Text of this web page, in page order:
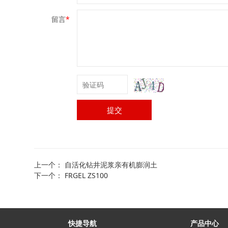
留言*
提交
上一个： 自活化钻井泥浆亲有机膨润土
下一个： FRGEL ZS100
快捷导航 产品中心